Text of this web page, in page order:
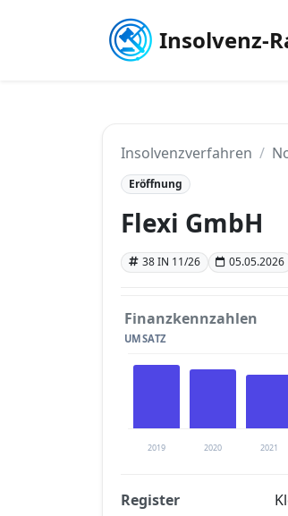
Insolvenz-
Insolvenzverfahren
Eröffnung
Flexi GmbH
38 IN 11/26 05.05.2026
Finanzkennzahlen
UMSATZ
2019 2020 2021
Register